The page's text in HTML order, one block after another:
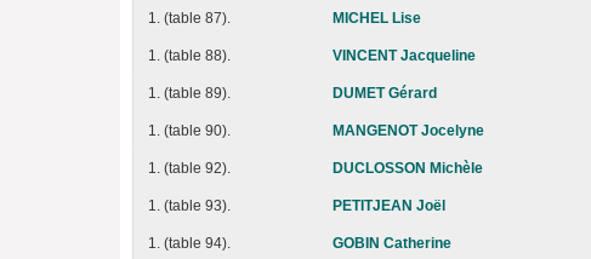
1. (table 87). MICHEL Lise
1. (table 88). VINCENT Jacqueline
1. (table 89). DUMET Gérard
1. (table 90). MANGENOT Jocelyne
1. (table 92). DUCLOSSON Michèle
1. (table 93). PETITJEAN Joël
1. (table 94). GOBIN Catherine